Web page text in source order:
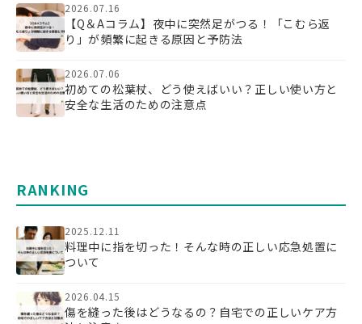
2026.07.16
【Q＆Aコラム】夜中に突然足がつる！「こむら返
り」が頻繁に起きる原因と予防法
2026.07.06
初めての松葉杖、どう使えばいい？正しい使い方と
安全な生活のための注意点
RANKING
2025.12.11
料理中に指を切った！そんな時の正しい応急処置に
ついて
2026.04.15
傷を縫った後はどうなるの？自宅での正しいケア方